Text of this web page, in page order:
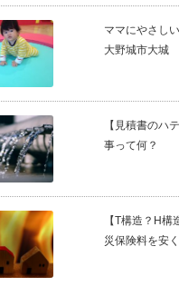
ママにやさし
大野城市大城
【見積書のハ
事って何？
【T構造？H
災保険料を安